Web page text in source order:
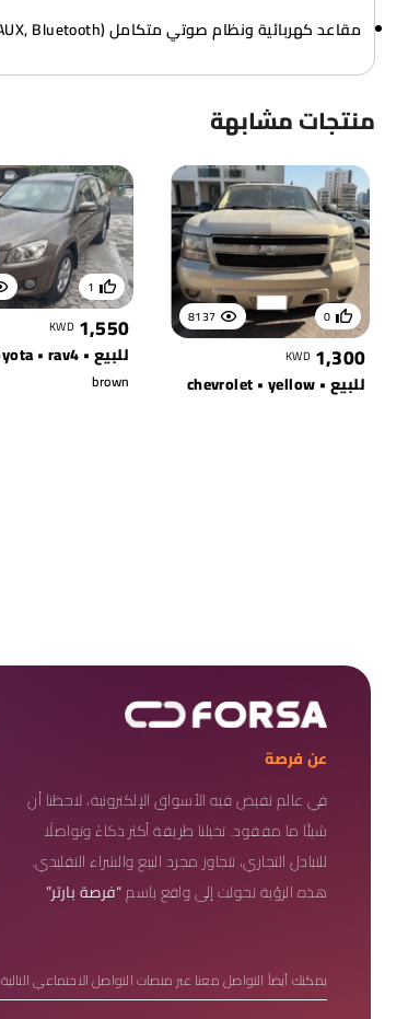
مقاعد كهربائية ونظام صوتي متكامل (CD, Cassette, DVD, AUX, Bluetooth).
منتجات مشابهة
8137 0
1,300
KWD
للبيع • chevrolet • yellow
1
1,550
KWD
للبيع • toyota • rav4
brown
عن فرصة
في عالم تفيض فيه الأسواق الإلكترونية، لاحظنا أن
شيئًا ما مفقود. تخيلنا طريقة أكثر ذكاءً وتواصلًا
للتبادل التجاري، تتجاوز مجرد البيع والشراء التقليدي.
هذه الرؤية تحولت إلى واقع باسم“فرصة بارتر”
يمكنك أيضاً التواصل معنا عبر منصات التواصل الاجتماعي التالية